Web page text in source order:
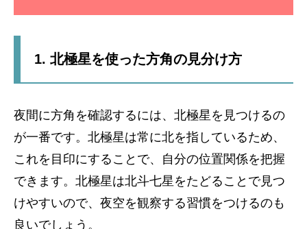
1. 北極星を使った方角の見分け方
夜間に方角を確認するには、北極星を見つけるの
が一番です。北極星は常に北を指しているため、
これを目印にすることで、自分の位置関係を把握
できます。北極星は北斗七星をたどることで見つ
けやすいので、夜空を観察する習慣をつけるのも
良いでしょう。